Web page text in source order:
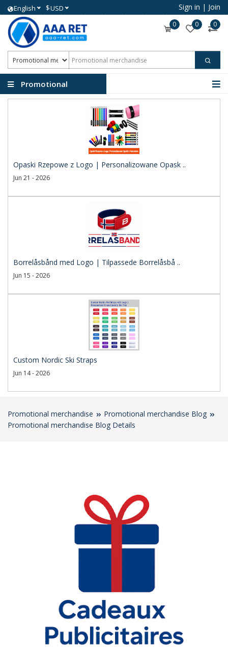
English $USD Sign in | Join
0 0 0
Promotional
Opaski Rzepowe z Logo | Personalizowane Opask ..
Jun 21 - 2026
Borrelåsbånd med Logo | Tilpassede Borrelåsbå ..
Jun 15 - 2026
Custom Nordic Ski Straps
Jun 14 - 2026
Promotional merchandise
Promotional merchandise Blog
Promotional merchandise Blog Details